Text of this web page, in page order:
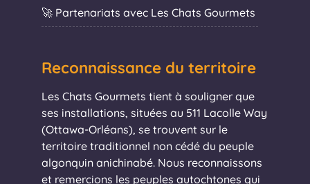
🚀 Partenariats avec Les Chats Gourmets
Reconnaissance du territoire
Les Chats Gourmets tient à souligner que
ses installations, situées au 511 Lacolle Way
(Ottawa-Orléans), se trouvent sur le
territoire traditionnel non cédé du peuple
algonquin anichinabé. Nous reconnaissons
et remercions les peuples autochtones qui